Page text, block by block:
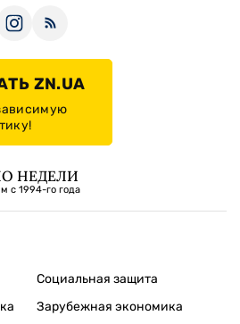
ZN.UA
НЕДЕЛИ
с 1994-го года
Социальная защита
Зарубежная экономика